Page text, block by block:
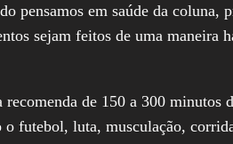
pensamos em saúde da coluna,
sejam feitos de uma maneira
de 150 a 300 minutos
o futebol, luta, musculação,